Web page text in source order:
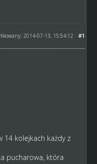
#1
2014-07-13, 15:54:12
14 kolejkach każdy z
pucharowa, która